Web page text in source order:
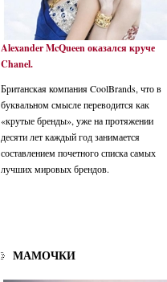
Alexander McQueen оказался круче
Chanel.
Британская компания CoolBrands, что в
буквальном смысле переводится как
«крутые бренды», уже на протяжении
десяти лет каждый год занимается
составлением почетного списка самых
лучших мировых брендов.
МАМОЧКИ